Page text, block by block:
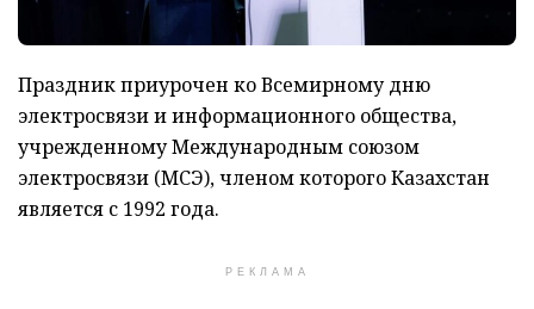
Праздник приурочен ко Всемирному дню
электросвязи и информационного общества,
учрежденному Международным союзом
электросвязи (МСЭ), членом которого Казахстан
является с 1992 года.
РЕКЛАМА